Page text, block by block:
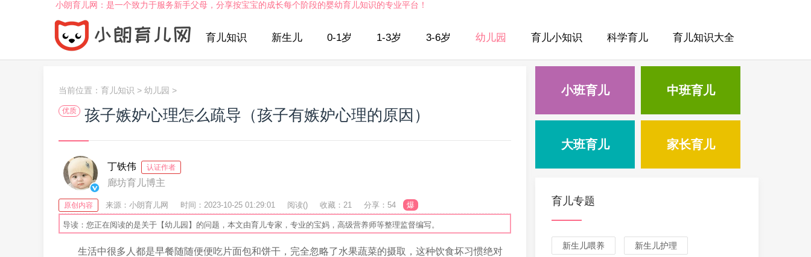
小朗育儿网：是一个致力于服务新手父母，分享按宝宝的成长每个阶段的婴幼育儿知识的专业平台！
育儿知识 新生儿 0-1岁 1-3岁 3-6岁 幼儿园 育儿小知识 科学育儿 育儿知识大全
当前位置： 育儿知识 > 幼儿园 >
优质 孩子嫉妒心理怎么疏导（孩子有嫉妒心理的原因）
丁铁伟 认证作者
廊坊育儿博主
原创内容 来源：小朗育儿网 时间：2023-10-25 01:29:01 阅读() 收藏：21 分享：54 爆
导读：您正在阅读的是关于【幼儿园】的问题，本文由育儿专家，专业的宝妈，高级营养师等整理监督编写。
生活中很多人都是早餐随随便便吃片面包和饼干，完全忽略了水果蔬菜的摄取，这种饮食坏习惯绝对
小班育儿 中班育儿
大班育儿 家长育儿
育儿专题
新生儿喂养 新生儿护理